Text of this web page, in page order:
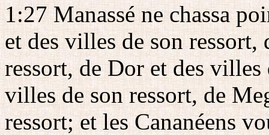
1:27 Manassé ne chassa
et des villes de son ressort,
ressort, de Dor et des villes
villes de son ressort, de
ressort; et les Cananéens